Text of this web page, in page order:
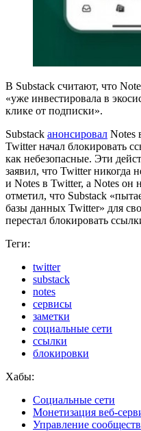
В Substack считают, что
«уже инвестировала в
клике от подписки».
Substack анонсировал Notes
Twitter начал блокировать
как небезопасные. Эти
заявил, что Twitter никогда
и Notes в Twitter, а Notes он
отметил, что Substack
базы данных Twitter» для
перестал блокировать
Теги:
twitter
substack
notes
сервисы
заметки
социальные сети
ссылки
блокировки
Хабы:
Социальные сети
Монетизация веб-
Управление